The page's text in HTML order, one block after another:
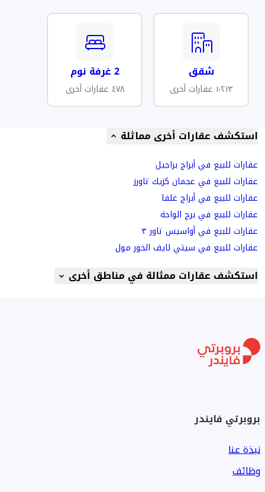
شقق
١٬٢١٣ عقارات أخرى
2 غرفة نوم
٤٧٨ عقارات أخرى
استكشف عقارات أخرى مماثلة
عقارات للبيع في أبراج براجيل
عقارات للبيع في عجمان كزيك تاورز
عقارات للبيع في أبراج غلفا
عقارات للبيع في برج الواحة
عقارات للبيع في أواسيس تاور ٣
عقارات للبيع في سيتي لايف الخور مول
استكشف عقارات ممثالة في مناطق أخرى
بروبرتي فايندر
نبذة عنا
وظائف